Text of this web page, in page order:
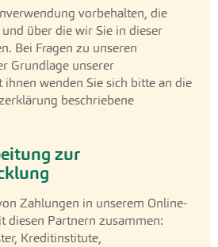
vorbehalten, die
über die wir Sie in dieser
Bei Fragen zu unseren
Grundlage unserer
wenden Sie sich bitte an die
beschriebene
zur
Zahlungen in unserem Online-
diesen Partnern zusammen:
Kreditinstitute,